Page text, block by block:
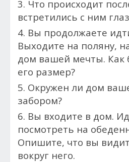
3. Что происходит
встретились с ним
4. Вы продолжаете
Выходите на поляну,
дом вашей мечты. Как
его размер?
5. Окружен ли дом
забором?
6. Вы входите в дом.
посмотреть на
Опишите, что вы
вокруг него.